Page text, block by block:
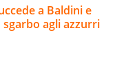
a Baldini e
agli azzurri